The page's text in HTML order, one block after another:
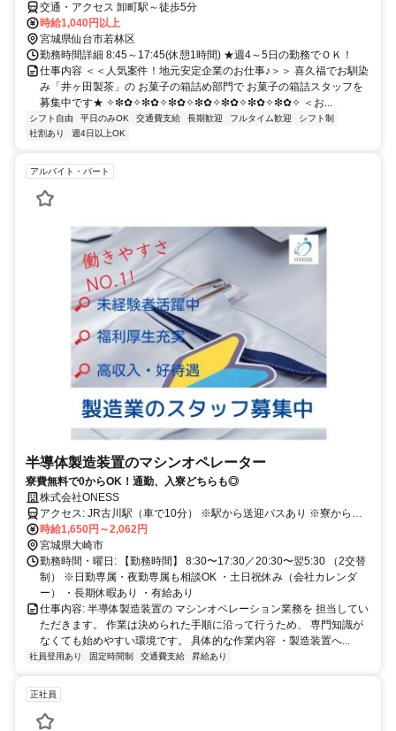
交通・アクセス 卸町駅～徒歩5分
時給1,040円以上
宮城県仙台市若林区
勤務時間詳細 8:45～17:45(休憩1時間) ★週4～5日の勤務でＯＫ！
仕事内容 ＜＜人気案件！地元安定企業のお仕事♪＞＞ 喜久福でお馴染
み「井ヶ田製茶」の お菓子の箱詰め部門で お菓子の箱詰スタッフを
募集中です★ ✧❇✿✧❇✿✧❇✿✧❇✿✧❇✿✧❇✿✧❇✿✧ ＜お...
シフト自由 平日のみOK 交通費支給 長期歓迎 フルタイム歓迎
シフト制
社割あり
週4日以上OK
アルバイト・パート
半導体製造装置のマシンオペレーター
寮費無料で0からOK！通勤、入寮どちらも◎
株式会社ONESS
アクセス: JR古川駅（車で10分） ※駅から送迎バスあり ※寮から無
料送迎あり ※自転車・バイク・自動車通勤OK
時給1,650円～2,062円
宮城県大崎市
勤務時間・曜日: 【勤務時間】 8:30〜17:30／20:30〜翌5:30 （2交替
制） ※日勤専属・夜勤専属も相談OK ・土日祝休み（会社カレンダ
ー） ・長期休暇あり ・有給あり
仕事内容: 半導体製造装置の マシンオペレーション業務を 担当してい
ただきます。 作業は決められた手順に沿って行うため、 専門知識が
なくても始めやすい環境です。 具体的な作業内容 ・製造装置へ...
社員登用あり 固定時間制 交通費支給 昇給あり
正社員